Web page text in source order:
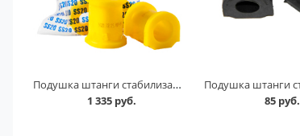
Подушка штанги стабилизатора 1118 комплект, SS 20 в Кургане
1 335 руб. 85 руб.